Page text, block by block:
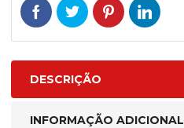
DESCRIÇÃO
INFORMAÇÃO ADICIONAL